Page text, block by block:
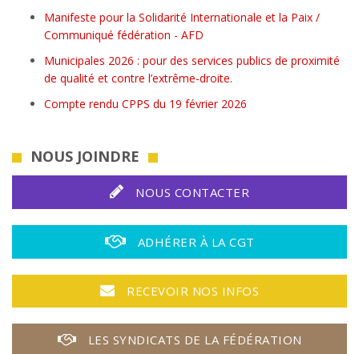
Manifeste pour la Solidarité Internationale et la Paix /
Communiqué fédération - AFD
Municipales 2026 : pour des services publics de proximité
de qualité et contre l’extrême-droite.
Compte rendu CPPS du 19 février 2026
NOUS JOINDRE
NOUS CONTACTER
ADHÉRER À LA CGT
RECEVOIR NOS INFOS
LES SYNDICATS DE LA FÉDÉRATION